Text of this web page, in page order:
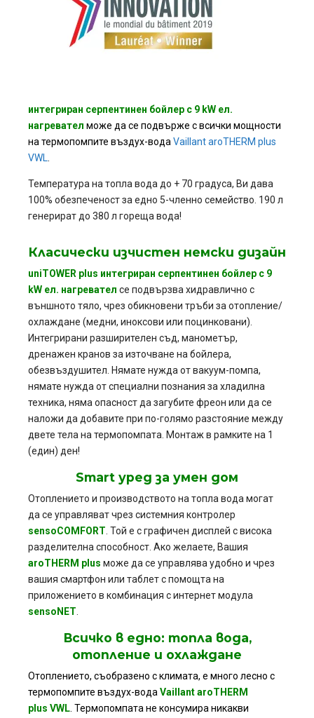
интегриран серпентинен бойлер с 9 kW ел.
нагревател може да се подвърже с всички мощности
на термопомпите въздух-вода Vaillant aroTHERM plus
VWL
Температура на топла вода до + 70 градуса, Ви дава
100% обезпеченост за едно 5-членно семейство. 190 л
генерират до 380 л гореща вода!
Класически изчистен немски дизайн
uniTOWER plus интегриран серпентинен бойлер с 9
kW ел. нагревател се подвързва хидравлично с
външното тяло, чрез обикновени тръби за отопление/
охлаждане (медни, иноксови или поцинковани).
Интегрирани разширителен съд, манометър,
дренажен кранов за източване на бойлера,
обезвъздушител. Нямате нужда от вакуум-помпа,
нямате нужда от специални познания за хладилна
техника, няма опасност да загубите фреон или да се
наложи да добавите при по-голямо разстояние между
двете тела на термопомпата. Монтаж в рамките на 1
(един) ден!
Smart уред за умен дом
Отоплението и производството на топла вода могат
да се управляват чрез системния контролер
sensoCOMFORT . Той е с графичен дисплей с висока
разделителна способност. Ако желаете, Вашия
aroTHERM plus може да се управлява удобно и чрез
вашия смартфон или таблет с помощта на
приложението в комбинация с интернет модула
sensoNET
Всичко в едно: топла вода,
отопление и охлаждане
Отоплението, съобразено с климата, е много лесно с
термопомпите въздух-вода Vaillant aroTHERM
plus VWL . Термопомпата не консумира никакви